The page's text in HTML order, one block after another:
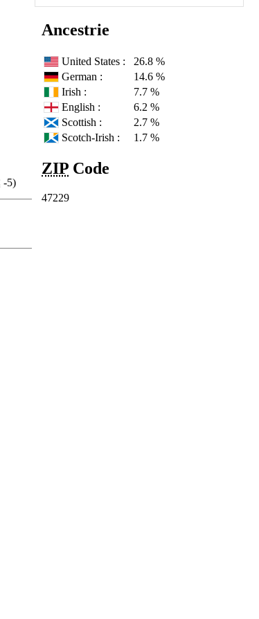
-5)
Ancestrie
United States :
26.8 %
German :
14.6 %
Irish :
7.7 %
English :
6.2 %
Scottish :
2.7 %
Scotch-Irish :
1.7 %
ZIP Code
47229